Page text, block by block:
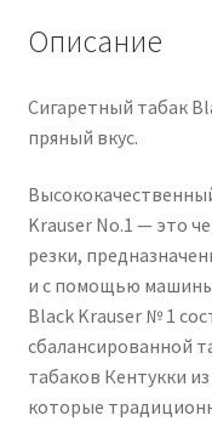
Описание
Сигаретный табак
пряный вкус.
Krauser No.1 — это
резки,
и с помощью
Black Krauser № 1
сбалансированной
табаков Кентукки
которые